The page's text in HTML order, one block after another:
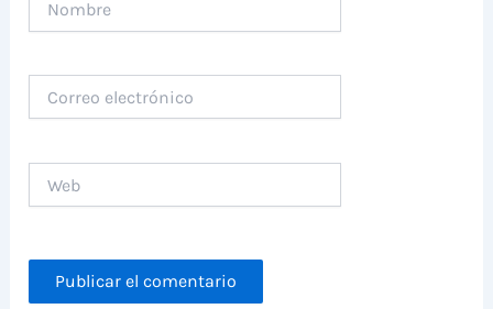
electrónico